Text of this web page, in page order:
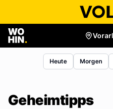
Heute Morgen
Geheimtipps